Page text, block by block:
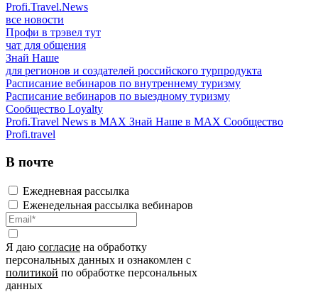
Profi.Travel.News
все новости
Профи в трэвел тут
чат для общения
Знай Наше
для регионов и создателей российского турпродукта
Расписание вебинаров по внутреннему туризму
Расписание вебинаров по выездному туризму
Сообщество Loyalty
Profi.Travel News в MAX Знай Наше в MAX Сообщество
Profi.travel
В почте
Ежедневная рассылка
Еженедельная рассылка вебинаров
Я даю согласие на обработку
персональных данных и ознакомлен с
политикой по обработке персональных
данных